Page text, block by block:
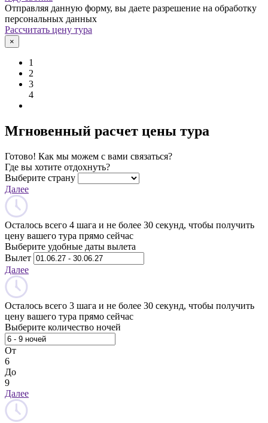
Отправляя данную форму, вы даете разрешение на обработку
персональных данных
Рассчитать цену тура
×
1
2
3
4
Мгновенный расчет цены тура
Готово! Как мы можем с вами связаться?
Где вы хотите отдохнуть?
Выберите страну
Далее
Осталось всего 4 шага и не более 30 секунд, чтобы получить
цену вашего тура прямо сейчас
Выберите удобные даты вылета
Вылет
Далее
Осталось всего 3 шага и не более 30 секунд, чтобы получить
цену вашего тура прямо сейчас
Выберите количество ночей
От
6
До
9
Далее